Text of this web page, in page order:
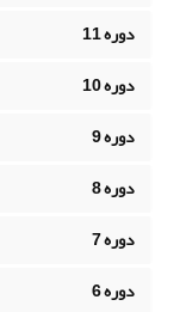
دوره 11
دوره 10
دوره 9
دوره 8
دوره 7
دوره 6